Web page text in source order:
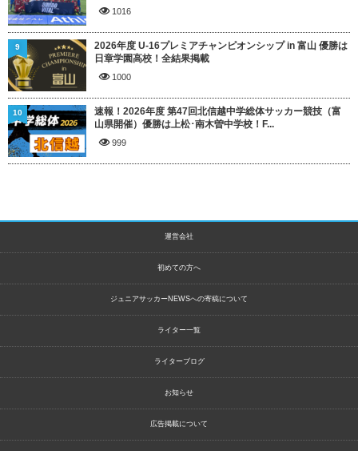
1016
2026年度 U-16プレミアチャンピオンシップ in 富山 優勝は
日章学園高校！全結果掲載
1000
9
速報！2026年度 第47回北信越中学総体サッカー競技（富
山県開催）優勝は上松･南木曽中学校！F...
999
10
運営会社
初めての方へ
ジュニアサッカーNEWSへの寄稿について
ライター一覧
ライターブログ
お知らせ
広告掲載について